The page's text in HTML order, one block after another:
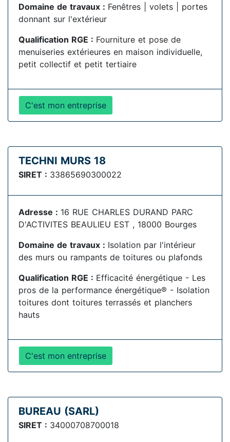
Domaine de travaux : Fenêtres | volets | portes
donnant sur l'extérieur
Qualification RGE : Fourniture et pose de
menuiseries extérieures en maison individuelle,
petit collectif et petit tertiaire
C'est mon entreprise
TECHNI MURS 18
SIRET : 33865690300022
Adresse : 16 RUE CHARLES DURAND PARC
D'ACTIVITES BEAULIEU EST , 18000 Bourges
Domaine de travaux : Isolation par l'intérieur
des murs ou rampants de toitures ou plafonds
Qualification RGE : Efficacité énergétique - Les
pros de la performance énergétique® - Isolation
toitures dont toitures terrassés et planchers
hauts
C'est mon entreprise
BUREAU (SARL)
SIRET : 34000708700018